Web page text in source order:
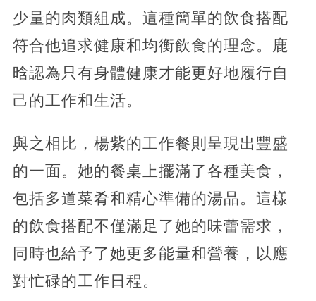
少量的肉類組成。這種簡單的飲食搭配
符合他追求健康和均衡飲食的理念。鹿
晗認為只有身體健康才能更好地履行自
己的工作和生活。
與之相比，楊紫的工作餐則呈現出豐盛
的一面。她的餐桌上擺滿了各種美食，
包括多道菜肴和精心準備的湯品。這樣
的飲食搭配不僅滿足了她的味蕾需求，
同時也給予了她更多能量和營養，以應
對忙碌的工作日程。